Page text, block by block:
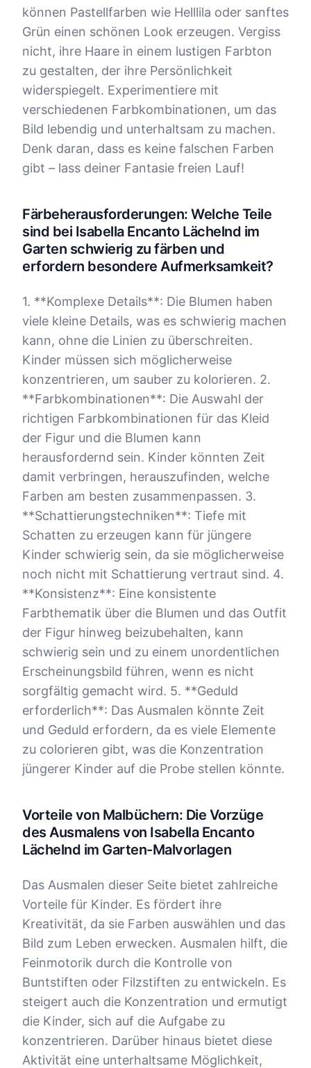
können Pastellfarben wie Helllila oder sanftes
Grün einen schönen Look erzeugen. Vergiss
nicht, ihre Haare in einem lustigen Farbton
zu gestalten, der ihre Persönlichkeit
widerspiegelt. Experimentiere mit
verschiedenen Farbkombinationen, um das
Bild lebendig und unterhaltsam zu machen.
Denk daran, dass es keine falschen Farben
gibt – lass deiner Fantasie freien Lauf!
Färbeherausforderungen: Welche Teile
sind bei Isabella Encanto Lächelnd im
Garten schwierig zu färben und
erfordern besondere Aufmerksamkeit?
1. **Komplexe Details**: Die Blumen haben
viele kleine Details, was es schwierig machen
kann, ohne die Linien zu überschreiten.
Kinder müssen sich möglicherweise
konzentrieren, um sauber zu kolorieren. 2.
**Farbkombinationen**: Die Auswahl der
richtigen Farbkombinationen für das Kleid
der Figur und die Blumen kann
herausfordernd sein. Kinder könnten Zeit
damit verbringen, herauszufinden, welche
Farben am besten zusammenpassen. 3.
**Schattierungstechniken**: Tiefe mit
Schatten zu erzeugen kann für jüngere
Kinder schwierig sein, da sie möglicherweise
noch nicht mit Schattierung vertraut sind. 4.
**Konsistenz**: Eine konsistente
Farbthematik über die Blumen und das Outfit
der Figur hinweg beizubehalten, kann
schwierig sein und zu einem unordentlichen
Erscheinungsbild führen, wenn es nicht
sorgfältig gemacht wird. 5. **Geduld
erforderlich**: Das Ausmalen könnte Zeit
und Geduld erfordern, da es viele Elemente
zu colorieren gibt, was die Konzentration
jüngerer Kinder auf die Probe stellen könnte.
Vorteile von Malbüchern: Die Vorzüge
des Ausmalens von Isabella Encanto
Lächelnd im Garten-Malvorlagen
Das Ausmalen dieser Seite bietet zahlreiche
Vorteile für Kinder. Es fördert ihre
Kreativität, da sie Farben auswählen und das
Bild zum Leben erwecken. Ausmalen hilft, die
Feinmotorik durch die Kontrolle von
Buntstiften oder Filzstiften zu entwickeln. Es
steigert auch die Konzentration und ermutigt
die Kinder, sich auf die Aufgabe zu
konzentrieren. Darüber hinaus bietet diese
Aktivität eine unterhaltsame Möglichkeit,